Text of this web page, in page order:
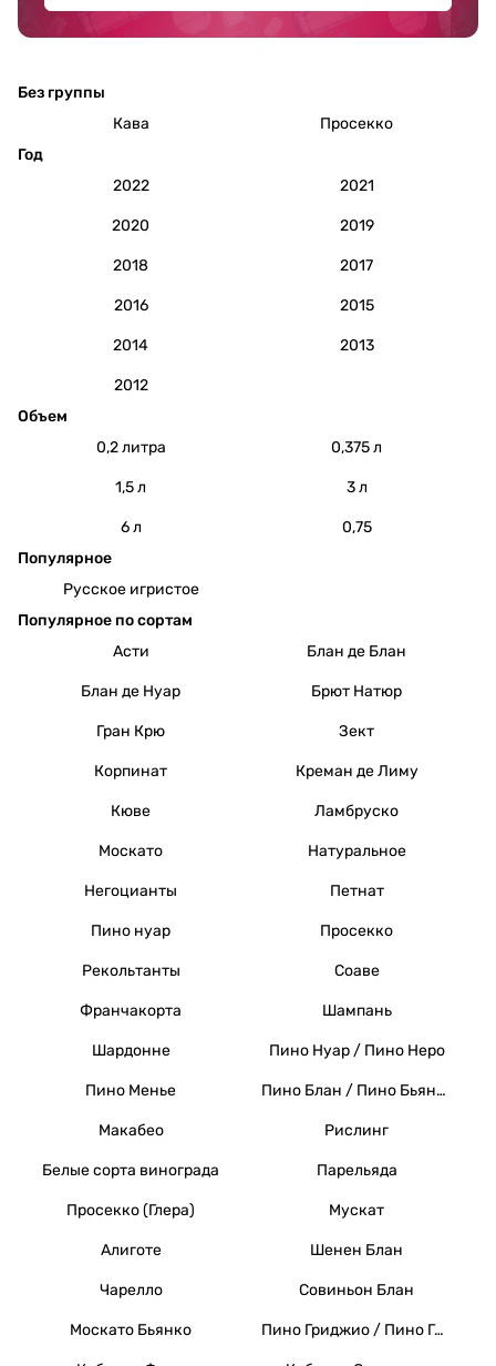
Без группы
Кава
Просекко
Год
2022
2021
2020 2019
2018 2017
2016 2015
2014 2013
2012
Объем
0,2 литра
0,375 л
1,5 л 3 л
6 л
0,75
Популярное
Русское игристое
Популярное по сортам
Асти
Блан де Блан
Блан де Нуар Брют Натюр
Гран Крю Зект
Корпинат Креман де Лиму
Кюве Ламбруско
Москато Натуральное
Негоцианты Петнат
Пино нуар Просекко
Рекольтанты Соаве
Франчакорта Шампань
Шардонне Пино Нуар / Пино Неро
Пино Менье Пино Блан / Пино Бьянко / Вайссер Бургундер
Макабео Рислинг
Белые сорта винограда Парельяда
Просекко (Глера) Мускат
Алиготе Шенен Блан
Чарелло Совиньон Блан
Москато Бьянко Пино Гриджио / Пино Гри